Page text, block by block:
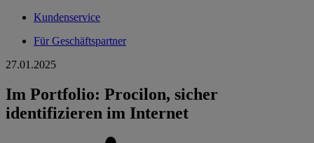
Kundenservice
Für Geschäftspartner
27.01.2025
Im Portfolio: Procilon, sicher
identifizieren im Internet